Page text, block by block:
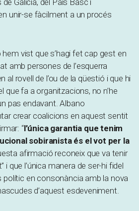
unir-se fàcilment a un procés
vist que s’hagi fet cap gest en
amb persones de l’esquerra
al rovell de l’ou de la qüestió i que hi
que fa a organitzacions, no n’he
pas endavant. Albano
crear coalicions en aquest sentit
“l’única garantia que tenim
sobiranista és el vot per la
afirmació reconeix que va tenir
i que l’única manera de ser-hi fidel
polític en consonància amb la nova
d’aquest esdeveniment.